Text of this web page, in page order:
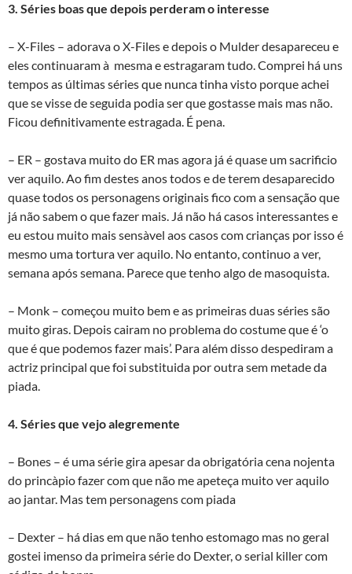
3. Séries boas que depois perderam o interesse
– X-Files – adorava o X-Files e depois o Mulder desapareceu e
eles continuaram à mesma e estragaram tudo. Comprei há uns
tempos as últimas séries que nunca tinha visto porque achei
que se visse de seguida podia ser que gostasse mais mas não.
Ficou definitivamente estragada. É pena.
– ER – gostava muito do ER mas agora já é quase um sacrificio
ver aquilo. Ao fim destes anos todos e de terem desaparecido
quase todos os personagens originais fico com a sensação que
já não sabem o que fazer mais. Já não há casos interessantes e
eu estou muito mais sensà­vel aos casos com crianças por isso é
mesmo uma tortura ver aquilo. No entanto, continuo a ver,
semana após semana. Parece que tenho algo de masoquista.
– Monk – começou muito bem e as primeiras duas séries são
muito giras. Depois cairam no problema do costume que é ‘o
que é que podemos fazer mais’. Para além disso despediram a
actriz principal que foi substituida por outra sem metade da
piada.
4. Séries que vejo alegremente
– Bones – é uma série gira apesar da obrigatória cena nojenta
do princà­pio fazer com que não me apeteça muito ver aquilo
ao jantar. Mas tem personagens com piada
– Dexter – há dias em que não tenho estomago mas no geral
gostei imenso da primeira série do Dexter, o serial killer com